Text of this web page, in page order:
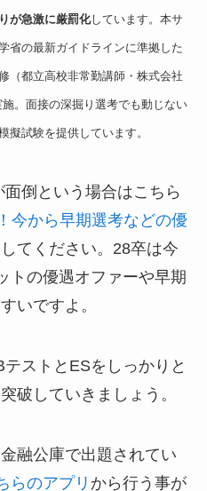
が急激に厳罰化しています。本サ
省の最新ガイドラインに準拠した
（都立高校非常勤講師・株式会社
。面接の深掘り選考でも動じない
擬試験を提供しています。
倒という場合はこちら
今から早期選考などの優
てください。28卒は今
トの優遇オファーや早期
いですよ。
ストとESをしっかりと
破していきましょう。
融公庫で出題されてい
らのアプリ から行う事が